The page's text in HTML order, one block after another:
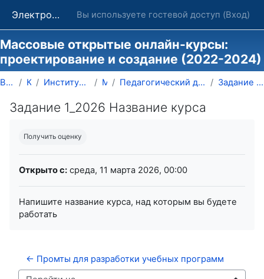
Электронные курсы ОГУ в системе обучения Moodle Вы используете гостевой доступ (Вход)
Массовые открытые онлайн-курсы:
проектирование и создание (2022-2024)
В начало Курсы Институт развития образования MOOC Педагогический дизайн онлайн курса Виды учебного к... Задание 1_2026 Название курса
Задание 1_2026 Название курса
Получить оценку
Открыто с: среда, 11 марта 2026, 00:00
Напишите название курса, над которым вы будете
работать
← Промты для разработки учебных программ